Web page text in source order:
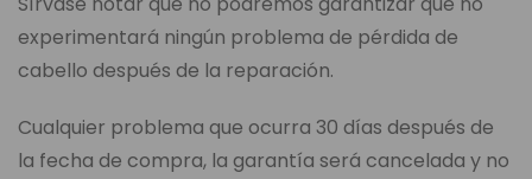
experimentará ningún problema de pérdida de
cabello después de la reparación.
Cualquier problema que ocurra 30 días después de
la fecha de compra, la garantía será cancelada y no